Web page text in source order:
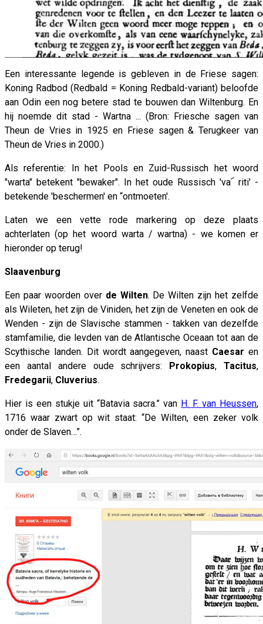
Een interessante legende is gebleven in de Friese sagen:
Koning Radbod (Redbald = Koning Redbald-variant) beloofde
aan Odin een nog betere stad te bouwen dan Wiltenburg. En
hij noemde dit stad - Wartna ... (Bron: Friesche sagen van
Theun de Vries in 1925 en Friese sagen & Terugkeer van
Theun de Vries in 2000.)
Als referentie: In het Pools en Zuid-Russisch het woord
"warta" betekent "bewaker". In het oude Russisch 'va՜ riti' -
betekende 'beschermen' en “ontmoeten'.
Laten we een vette rode markering op deze plaats
achterlaten (op het woord warta / wartna) - we komen er
hieronder op terug!
Slaavenburg
Een paar woorden over de Wilten. De Wilten zijn het zelfde
als Wileten, het zijn de Viniden, het zijn de Veneten en ook de
Wenden - zijn de Slavische stammen - takken van dezelfde
stamfamilie, die levden van de Atlantische Oceaan tot aan de
Scythische landen. Dit wordt aangegeven, naast Caesar en
een aantal andere oude schrijvers: Prokopius,Tacitus,
Fredegarii, Cluverius.
Hier is een stukje uit “Batavia sacra.” van H. F. van Heussen,
1716 waar zwart op wit staat: “De Wilten, een zeker volk
onder de Slaven…”.